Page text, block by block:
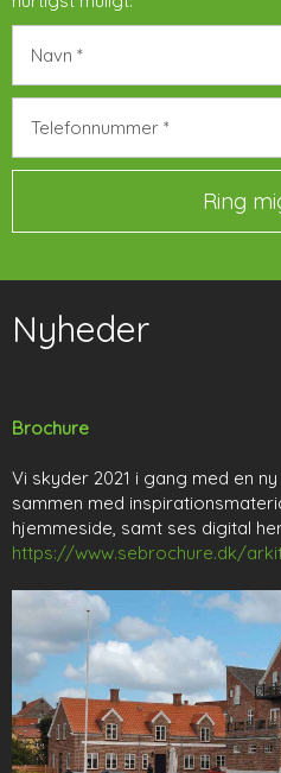
​Nyheder
Brochure
Vi skyder 2021 i gang med en
sammen med
hjemmeside, samt ses digital
https://www.sebrochure.dk/